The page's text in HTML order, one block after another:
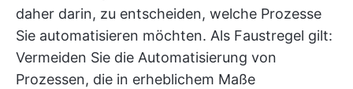
daher darin, zu entscheiden, welche Prozesse
Sie automatisieren möchten. Als Faustregel gilt:
Vermeiden Sie die Automatisierung von
Prozessen, die in erheblichem Maße